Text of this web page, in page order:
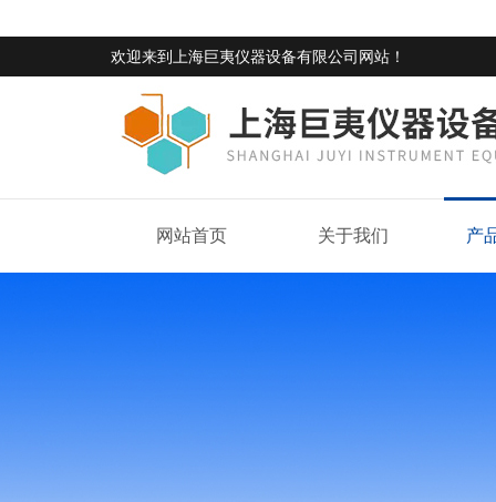
欢迎来到 上海巨夷仪器设备有限公司网站 ！
网站首页 关于我们 产